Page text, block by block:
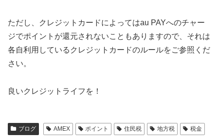
ただし、クレジットカードによってはau PAYへのチャー
ジでポイントが還元されないこともありますので、それは
各自利用しているクレジットカードのルールをご参照くだ
さい。
良いクレジットライフを！
ブログ AMEX ポイント 住民税 地方税 税金